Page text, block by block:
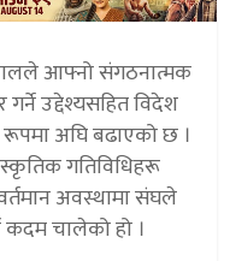
आफ्नो संगठनात्मक
गर्ने उद्देश्यसहित विदेश
रूपमा अघि बढाएको छ ।
गतिविधिहरू
अवस्थामा संघले
चालेको हो ।